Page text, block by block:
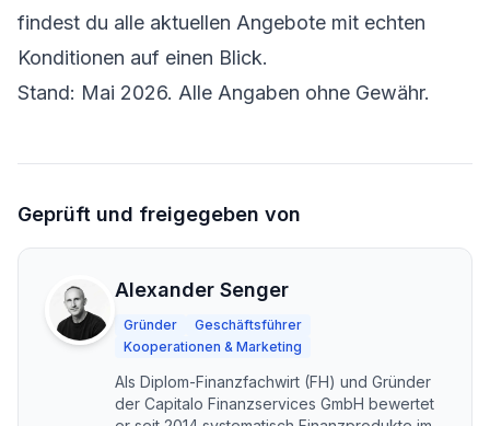
findest du alle aktuellen Angebote mit echten
Konditionen auf einen Blick.
Stand: Mai 2026. Alle Angaben ohne Gewähr.
Geprüft und freigegeben von
Alexander Senger
Gründer
Geschäftsführer
Kooperationen & Marketing
Als Diplom-Finanzfachwirt (FH) und Gründer
der Capitalo Finanzservices GmbH bewertet